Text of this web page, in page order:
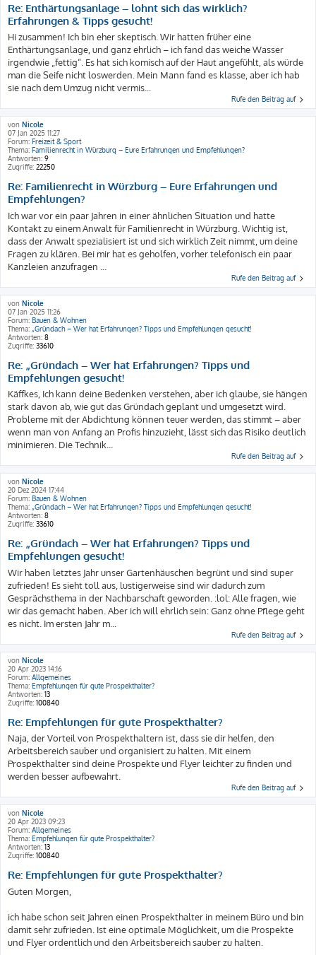
Re: Enthärtungsanlage – lohnt sich das wirklich?
Erfahrungen & Tipps gesucht!
Hi zusammen! Ich bin eher skeptisch. Wir hatten früher eine
Enthärtungsanlage, und ganz ehrlich – ich fand das weiche Wasser
irgendwie „fettig“. Es hat sich komisch auf der Haut angefühlt, als würde
man die Seife nicht loswerden. Mein Mann fand es klasse, aber ich hab
sie nach dem Umzug nicht vermis...
Rufe den Beitrag auf
von Nicole
07 Jan 2025 11:27
Forum: Freizeit & Sport
Thema: Familienrecht in Würzburg – Eure Erfahrungen und Empfehlungen?
Antworten: 9
Zugriffe: 22250
Re: Familienrecht in Würzburg – Eure Erfahrungen und
Empfehlungen?
Ich war vor ein paar Jahren in einer ähnlichen Situation und hatte
Kontakt zu einem Anwalt für Familienrecht in Würzburg. Wichtig ist,
dass der Anwalt spezialisiert ist und sich wirklich Zeit nimmt, um deine
Fragen zu klären. Bei mir hat es geholfen, vorher telefonisch ein paar
Kanzleien anzufragen ...
Rufe den Beitrag auf
von Nicole
07 Jan 2025 11:26
Forum: Bauen & Wohnen
Thema: „Gründach – Wer hat Erfahrungen? Tipps und Empfehlungen gesucht!
Antworten: 8
Zugriffe: 33610
Re: „Gründach – Wer hat Erfahrungen? Tipps und
Empfehlungen gesucht!
Käffkes, Ich kann deine Bedenken verstehen, aber ich glaube, sie hängen
stark davon ab, wie gut das Gründach geplant und umgesetzt wird.
Probleme mit der Abdichtung können teuer werden, das stimmt – aber
wenn man von Anfang an Profis hinzuzieht, lässt sich das Risiko deutlich
minimieren. Die Technik...
Rufe den Beitrag auf
von Nicole
20 Dez 2024 17:44
Forum: Bauen & Wohnen
Thema: „Gründach – Wer hat Erfahrungen? Tipps und Empfehlungen gesucht!
Antworten: 8
Zugriffe: 33610
Re: „Gründach – Wer hat Erfahrungen? Tipps und
Empfehlungen gesucht!
Wir haben letztes Jahr unser Gartenhäuschen begrünt und sind super
zufrieden! Es sieht toll aus, lustigerweise sind wir dadurch zum
Gesprächsthema in der Nachbarschaft geworden. :lol: Alle fragen, wie
wir das gemacht haben. Aber ich will ehrlich sein: Ganz ohne Pflege geht
es nicht. Im ersten Jahr m...
Rufe den Beitrag auf
von Nicole
20 Apr 2023 14:16
Forum: Allgemeines
Thema: Empfehlungen für gute Prospekthalter?
Antworten: 13
Zugriffe: 100840
Re: Empfehlungen für gute Prospekthalter?
Naja, der Vorteil von Prospekthaltern ist, dass sie dir helfen, den
Arbeitsbereich sauber und organisiert zu halten. Mit einem
Prospekthalter sind deine Prospekte und Flyer leichter zu finden und
werden besser aufbewahrt.
Rufe den Beitrag auf
von Nicole
20 Apr 2023 09:23
Forum: Allgemeines
Thema: Empfehlungen für gute Prospekthalter?
Antworten: 13
Zugriffe: 100840
Re: Empfehlungen für gute Prospekthalter?
Guten Morgen,
ich habe schon seit Jahren einen Prospekthalter in meinem Büro und bin
damit sehr zufrieden. Ist eine optimale Möglichkeit, um die Prospekte
und Flyer ordentlich und den Arbeitsbereich sauber zu halten.